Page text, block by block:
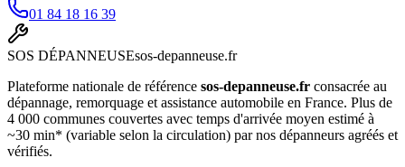
01 84 18 16 39
SOS DÉPANNEUSEsos-depanneuse.fr
Plateforme nationale de référence sos-depanneuse.fr consacrée au
dépannage, remorquage et assistance automobile en France. Plus de
4 000 communes couvertes avec temps d'arrivée moyen estimé à
~30 min* (variable selon la circulation) par nos dépanneurs agréés et
vérifiés.